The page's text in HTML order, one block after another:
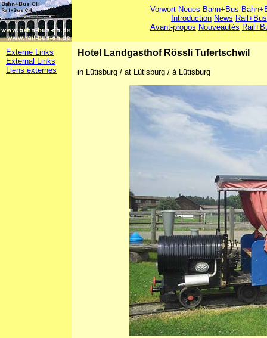
Vorwort Neues Bahn+Bus
Introduction News Rail+Bus
Avant-propos Nouveautés
Externe Links
External Links
Liens externes
Hotel Landgasthof Rössli Tufertschwil
in Lütisburg / at Lütisburg / à Lütisburg